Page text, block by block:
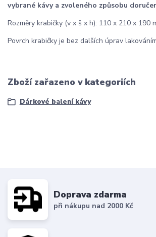
vybrané kávy a zvoleného způsobu
Rozměry krabičky (v x š x h): 110 x 210 x 190
Povrch krabičky je bez dalších úprav
Zboží zařazeno v kategoriích
Dárkové balení kávy
Doprava zdarma
při nákupu nad 2000 Kč